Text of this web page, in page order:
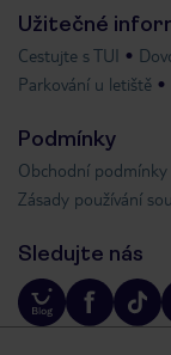
Užitečné
Cestujte s TUI
Parkování u letiště
Podmínky
Obchodní podmínky
Zásady používání
Sledujte nás